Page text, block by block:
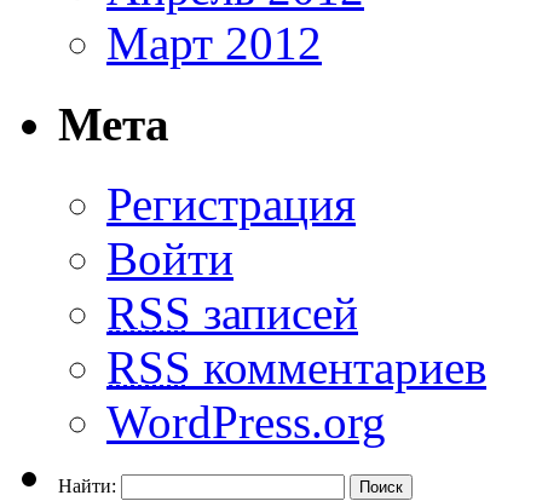
Март 2012
Мета
Регистрация
Войти
RSS записей
RSS комментариев
WordPress.org
Найти: